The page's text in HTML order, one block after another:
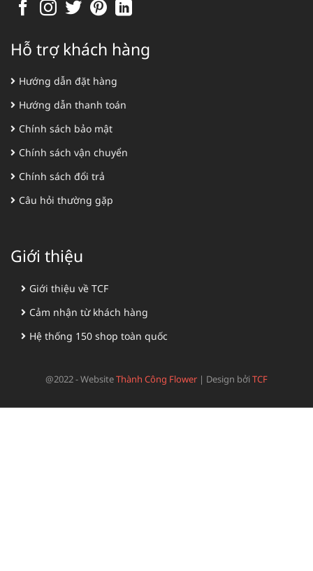
Hỗ trợ khách hàng
Hướng dẫn đặt hàng
Hướng dẫn thanh toán
Chính sách bảo mật
Chính sách vận chuyển
Chính sách đổi trả
Câu hỏi thường gặp
Giới thiệu
Giới thiệu về TCF
Cảm nhận từ khách hàng
Hệ thống 150 shop toàn quốc
@2022 - WebsiteThành Công Flower | Design bởiTCF